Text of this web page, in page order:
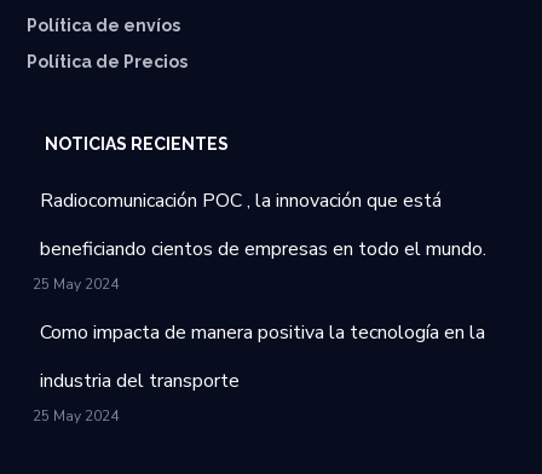
⁠Política de envíos
Política de Precios
NOTICIAS RECIENTES
Radiocomunicación POC , la innovación que está
beneficiando cientos de empresas en todo el mundo.
25 May 2024
Como impacta de manera positiva la tecnología en la
industria del transporte
25 May 2024